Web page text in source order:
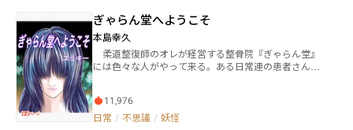
る。 これを機に誠の警護体制が強化され、アメリア・
かなめに加えて、無表情な戦闘用人造人間・カウラ
も“護衛”として同居を開始。男子寮の平和は完全に崩
壊した。 そんなドタバタを、酒とタバコと諦めで生き
る嵯峨特務大佐と、『人類最強』な天才幼女クバル
の理想が、静かに牙を研いでいた――。 異能と陰謀とバカ
騒ぎ。これは、宇宙で一番カオスな「お仕事SFギャグ
ロマン」である。
ぎゃらん堂へようこそ
本島幸久
柔道整復師のオレが経営する整骨院『ぎゃらん堂』
には色々な人がやって来る。ある日常連の患者さんが
す一見無秩序な会話には、思いがけない謎と真実が隠
されています。例えば首や肩の痛みの原因が離れた腰
11,976
日常 / 不思議 / 妖怪